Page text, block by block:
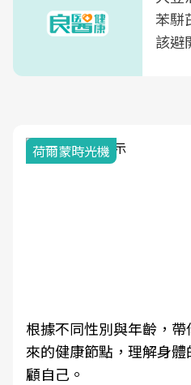
苯駢
該避
荷爾蒙時光機
根據不同性別與年齡，
來的健康節點，理解身
顧自己。